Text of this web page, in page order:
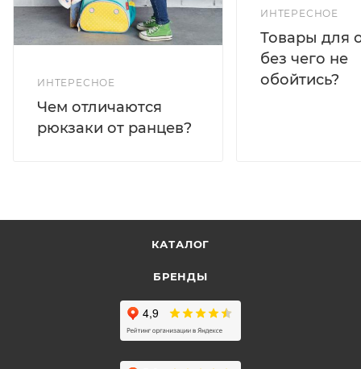
ИНТЕРЕСНОЕ
Чем отличаются
рюкзаки от ранцев?
ИНТЕРЕСНОЕ
Товары для
без чего не
обойтись?
КАТАЛОГ
БРЕНДЫ